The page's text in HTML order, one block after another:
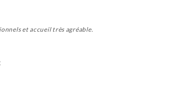
et accueil très agréable.